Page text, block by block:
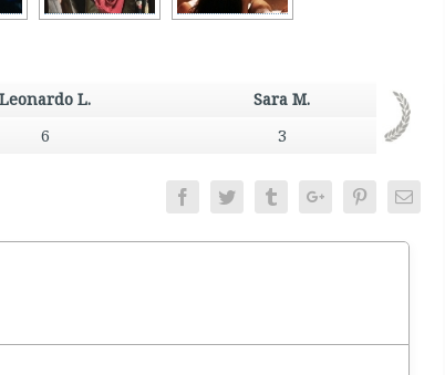
Leonardo L.
Sara M.
6 3
FacebookTwitter TumblrGoogle+PinterestEmail